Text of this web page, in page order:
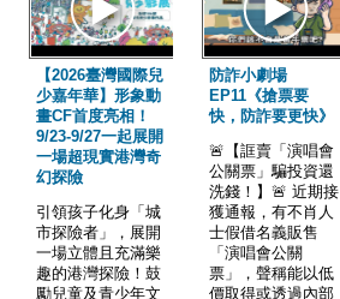
【2026臺灣國際兒
少嘉年華】形象動
畫CF首度亮相！
9/23-9/27一起展開
一場超現實港灣奇
幻探險
引領孩子化身「城
市探險者」，展開
一場立體且充滿樂
趣的港灣探險！ ​鼓
勵兒童及青少年文
防詐小劇場
EP11《搶票要
快，防詐要更快》
🚨【誆賣「演唱會
公關票」騙投資還
洗錢！】🚨 近期接
獲通報，有不肖人
士假借名義販售
「演唱會公關
票」，聲稱能以低
價取得或透過內部